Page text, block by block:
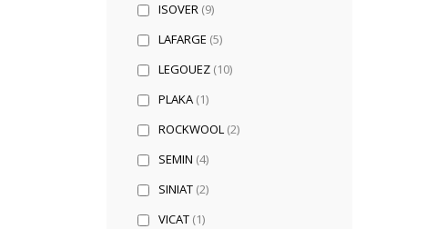
ISOVER (9)
LAFARGE (5)
LEGOUEZ (10)
PLAKA (1)
ROCKWOOL (2)
SEMIN (4)
SINIAT (2)
VICAT (1)